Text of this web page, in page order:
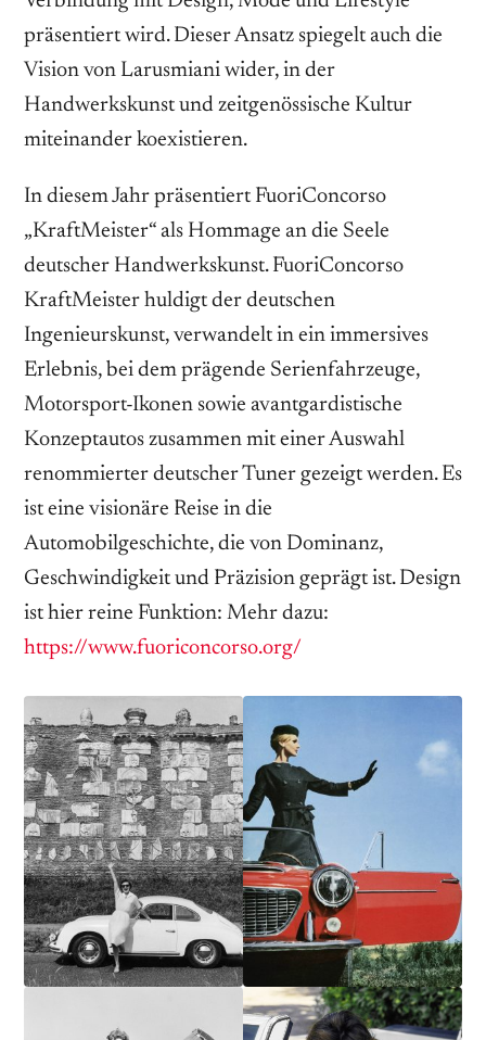
präsentiert wird. Dieser Ansatz spiegelt auch die
Vision von Larusmiani wider, in der
Handwerkskunst und zeitgenössische Kultur
miteinander koexistieren.
In diesem Jahr präsentiert FuoriConcorso
„KraftMeister“ als Hommage an die Seele
deutscher Handwerkskunst. FuoriConcorso
KraftMeister huldigt der deutschen
Ingenieurskunst, verwandelt in ein immersives
Erlebnis, bei dem prägende Serienfahrzeuge,
Motorsport-Ikonen sowie avantgardistische
Konzeptautos zusammen mit einer Auswahl
renommierter deutscher Tuner gezeigt werden. Es
ist eine visionäre Reise in die
Automobilgeschichte, die von Dominanz,
Geschwindigkeit und Präzision geprägt ist. Design
ist hier reine Funktion: Mehr dazu:
https://www.fuoriconcorso.org/